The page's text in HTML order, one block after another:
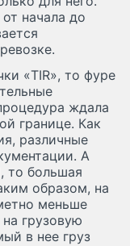
начала до
«TIR», то фуре
ждала
границе. Как
различные
А
то большая
образом, на
меньше
грузовую
в нее груз